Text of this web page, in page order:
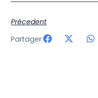
Précedent
Partager